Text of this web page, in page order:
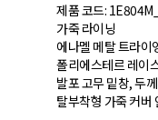
제품 코드:
가죽 라이닝
에나멜 메탈 트라이
폴리에스테르 레이
발포 고무 밑창, 두
탈부착형 가죽 커버